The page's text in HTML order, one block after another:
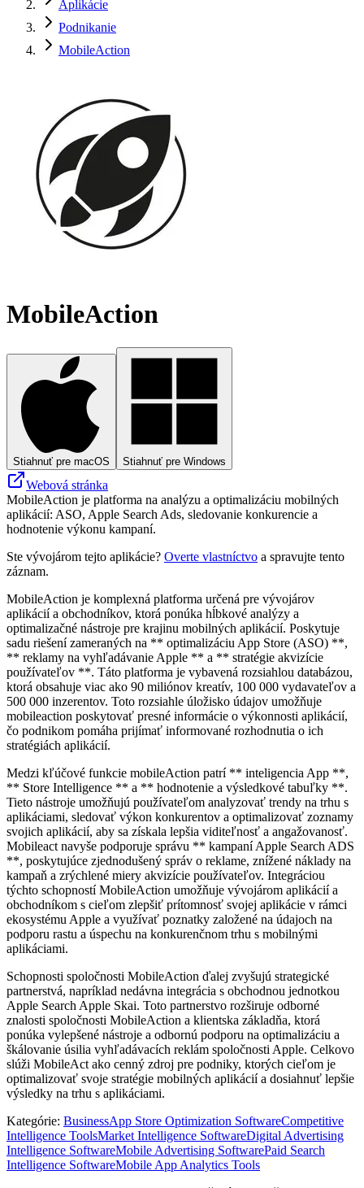
Aplikácie
Podnikanie
MobileAction
MobileAction
Stiahnuť pre macOS Stiahnuť pre Windows
Webová stránka
MobileAction je platforma na analýzu a optimalizáciu mobilných
aplikácií: ASO, Apple Search Ads, sledovanie konkurencie a
hodnotenie výkonu kampaní.
Ste vývojárom tejto aplikácie? Overte vlastníctvo a spravujte tento
záznam.
MobileAction je komplexná platforma určená pre vývojárov
aplikácií a obchodníkov, ktorá ponúka hĺbkové analýzy a
optimalizačné nástroje pre krajinu mobilných aplikácií. Poskytuje
sadu riešení zameraných na ** optimalizáciu App Store (ASO) **,
** reklamy na vyhľadávanie Apple ** a ** stratégie akvizície
používateľov **. Táto platforma je vybavená rozsiahlou databázou,
ktorá obsahuje viac ako 90 miliónov kreatív, 100 000 vydavateľov a
500 000 inzerentov. Toto rozsiahle úložisko údajov umožňuje
mobileaction poskytovať presné informácie o výkonnosti aplikácií,
čo podnikom pomáha prijímať informované rozhodnutia o ich
stratégiách aplikácií.
Medzi kľúčové funkcie mobileAction patrí ** inteligencia App **,
** Store Intelligence ** a ** hodnotenie a výsledkové tabuľky **.
Tieto nástroje umožňujú používateľom analyzovať trendy na trhu s
aplikáciami, sledovať výkon konkurentov a optimalizovať zoznamy
svojich aplikácií, aby sa získala lepšia viditeľnosť a angažovanosť.
Mobileact navyše podporuje správu ** kampaní Apple Search ADS
**, poskytujúce zjednodušený správ o reklame, znížené náklady na
kampaň a zrýchlené miery akvizície používateľov. Integráciou
týchto schopností MobileAction umožňuje vývojárom aplikácií a
obchodníkom s cieľom zlepšiť prítomnosť svojej aplikácie v rámci
ekosystému Apple a využívať poznatky založené na údajoch na
podporu rastu a úspechu na konkurenčnom trhu s mobilnými
aplikáciami.
Schopnosti spoločnosti MobileAction ďalej zvyšujú strategické
partnerstvá, napríklad nedávna integrácia s obchodnou jednotkou
Apple Search Apple Skai. Toto partnerstvo rozširuje odborné
znalosti spoločnosti MobileAction a klientska základňa, ktorá
ponúka vylepšené nástroje a odbornú podporu na optimalizáciu a
škálovanie úsilia vyhľadávacích reklám spoločnosti Apple. Celkovo
slúži MobileAct ako cenný zdroj pre podniky, ktorých cieľom je
optimalizovať svoje stratégie mobilných aplikácií a dosiahnuť lepšie
výsledky na trhu s aplikáciami.
Kategórie: BusinessApp Store Optimization SoftwareCompetitive
Intelligence ToolsMarket Intelligence SoftwareDigital Advertising
Intelligence SoftwareMobile Advertising SoftwarePaid Search
Intelligence SoftwareMobile App Analytics Tools